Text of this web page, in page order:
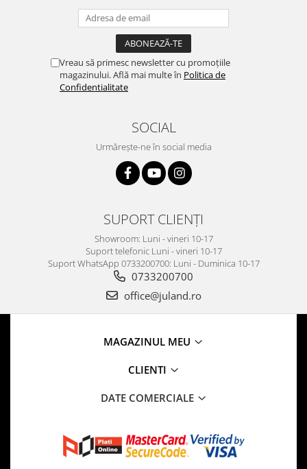
Vreau să primesc newsletter cu promoțiile
magazinului. Află mai multe în Politica de
Confidentialitate
SOCIAL
Urmărește-ne în social media
SUPORT CLIENȚI
Showroom: Luni - vineri 10-17
Suport telefonic Luni - vineri 10-17
Suport WhatsApp 0733200700: Luni - Duminica 10-17
0733200700
office@juland.ro
MAGAZINUL MEU
CLIENTI
DATE COMERCIALE